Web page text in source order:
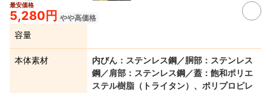
最安価格
5,280円 やや高価格
容量
本体素材
内びん：ステンレス鋼／胴部：ステンレス
鋼／肩部：ステンレス鋼／蓋：飽和ポリエ
ステル樹脂（トライタン）、ポリプロピレ